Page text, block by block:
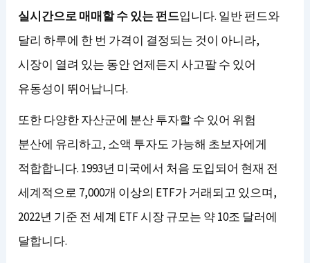
실시간으로 매매할 수 있는 펀드입니다. 일반 펀드와
달리 하루에 한 번 가격이 결정되는 것이 아니라,
시장이 열려 있는 동안 언제든지 사고팔 수 있어
유동성이 뛰어납니다.
또한 다양한 자산군에 분산 투자할 수 있어 위험
분산에 유리하고, 소액 투자도 가능해 초보자에게
적합합니다. 1993년 미국에서 처음 도입되어 현재 전
세계적으로 7,000개 이상의 ETF가 거래되고 있으며,
2022년 기준 전 세계 ETF 시장 규모는 약 10조 달러에
달합니다.